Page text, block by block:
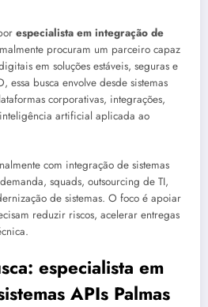
especialista em integração de
procuram um parceiro capaz
em soluções estáveis, seguras e
essa busca envolve desde sistemas
corporativas, integrações,
inteligência artificial aplicada ao
com integração de sistemas
squads, outsourcing de TI,
de sistemas. O foco é apoiar
reduzir riscos, acelerar entregas
especialista em
APIs Palmas